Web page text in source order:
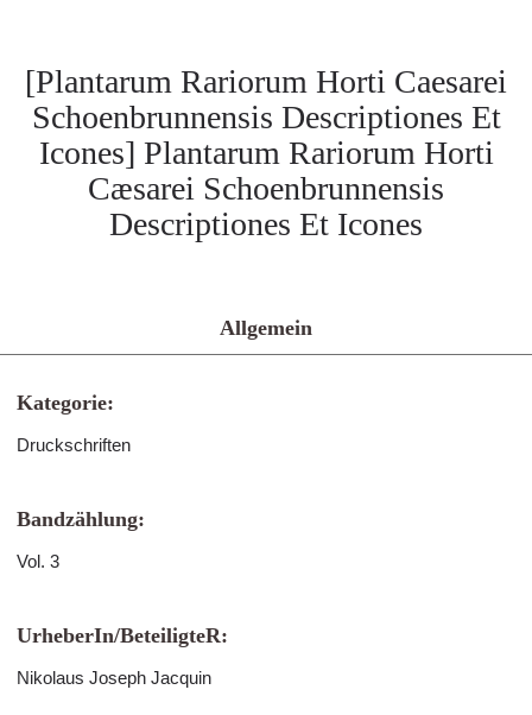
[Plantarum Rariorum Horti Caesarei
Schoenbrunnensis Descriptiones Et
Icones] Plantarum Rariorum Horti
Cæsarei Schoenbrunnensis
Descriptiones Et Icones
Allgemein
Kategorie:
Druckschriften
Bandzählung:
Vol. 3
UrheberIn/BeteiligteR:
Nikolaus Joseph Jacquin